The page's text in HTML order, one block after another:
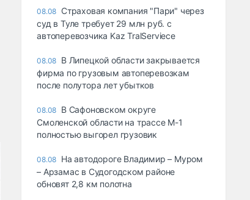
08.08 Страховая компания "Пари" через
суд в Туле требует 29 млн руб. с
автоперевозчика Kaz TralServiece
08.08 В Липецкой области закрывается
фирма по грузовым автоперевозкам
после полутора лет убытков
08.08 В Сафоновском округе
Смоленской области на трассе М-1
полностью выгорел грузовик
08.08 На автодороге Владимир – Муром
– Арзамас в Судогодском районе
обновят 2,8 км полотна